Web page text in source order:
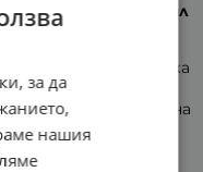
ОТ БАМБУК 50 мл
който ще бъде с
тип кожа. Съдържа
на свежи
в степите на
за да
нашия